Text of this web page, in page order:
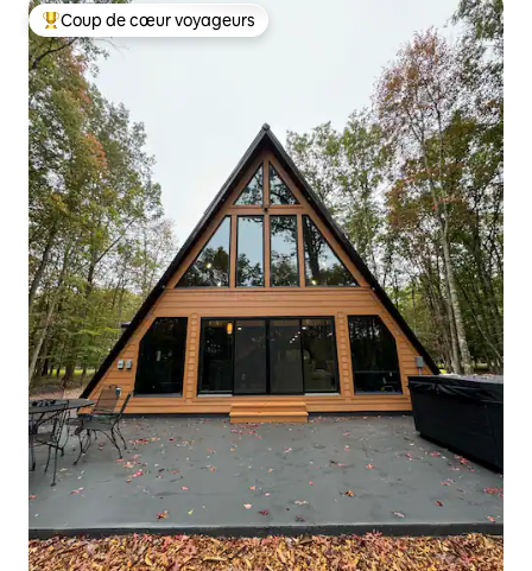
Coups de cœur voyageurs les plus appréciés
Coup de cœur voyageurs